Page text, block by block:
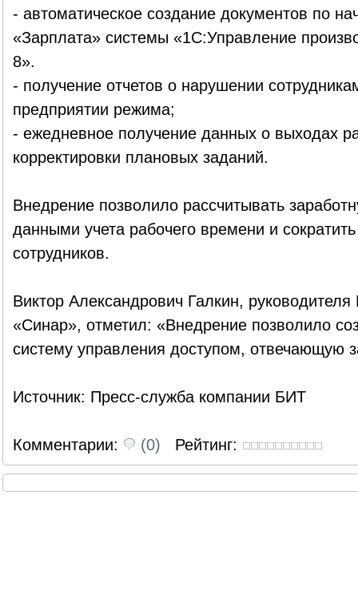
- автоматическое создание документов по
«Зарплата» системы «1С:Управление
8».
- получение отчетов о нарушении
предприятии режима;
- ежедневное получение данных о выходах
корректировки плановых заданий.
Внедрение позволило рассчитывать
данными учета рабочего времени и
сотрудников.
Виктор Александрович Галкин,
«Синар», отметил: «Внедрение позволило
систему управления доступом, отвечающую
Источник: Пресс-служба компании БИТ
Комментарии: (0) Рейтинг: